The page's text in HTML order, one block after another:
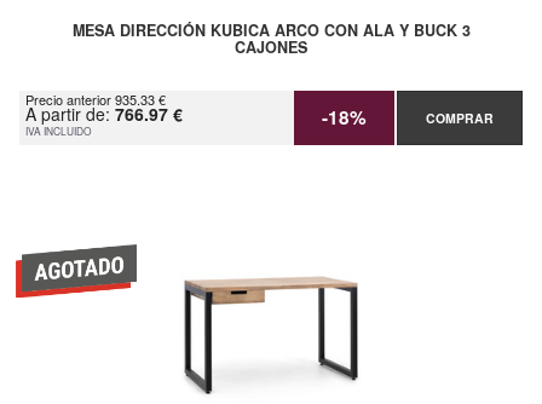
MESA DIRECCIÓN KUBICA ARCO CON ALA Y BUCK 3
CAJONES
Precio anterior 935.33 €
A partir de: 766.97 €
IVA INCLUIDO -18% COMPRAR